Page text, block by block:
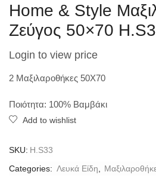
Home & Style
Ζεύγος 50×70
Login to view price
2 Μαξιλαροθήκες 50X70
Ποιότητα: 100% Βαμβάκι
Add to wishlist
SKU: H.S33
Categories: Λευκά Είδη,